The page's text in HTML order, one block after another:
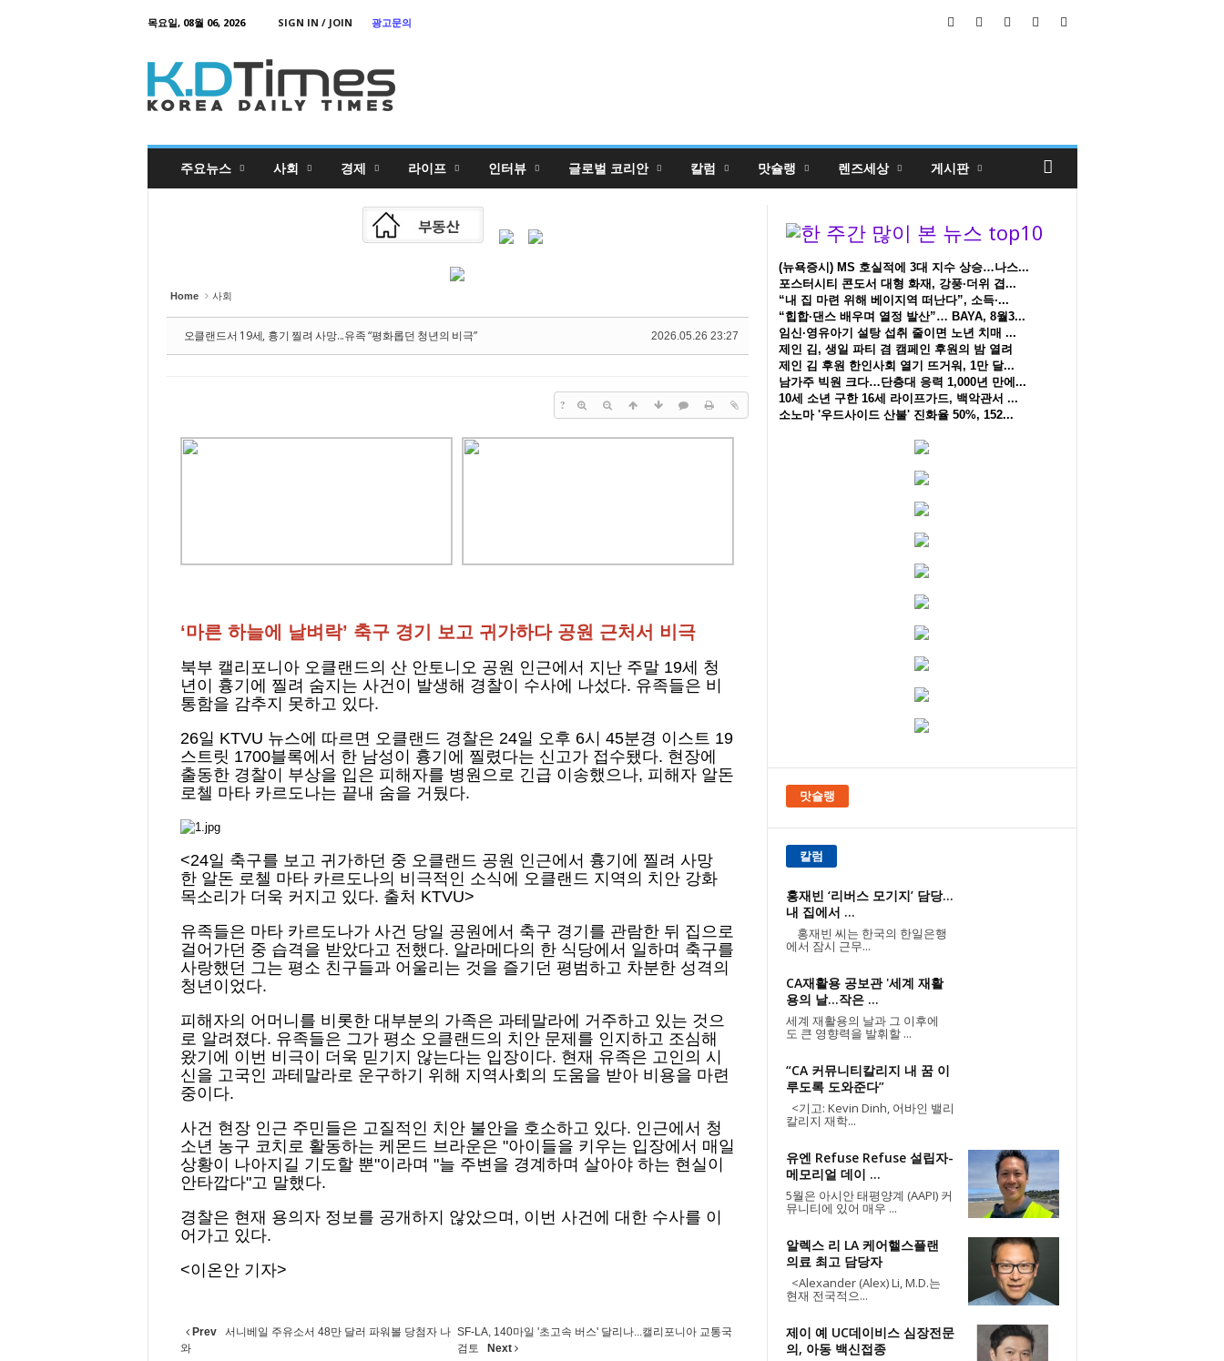
목요일, 08월 06, 2026 SIGN IN / JOIN
광고문의
r
D
a
y
e
주요뉴스 사회 경제 라이프 인터뷰 글로벌 코리안 칼럼 맛슐랭 렌즈세상 게시판
Home 사회
2026.05.26 23:27
오클랜드서 19세, 흉기 찔려 사망...유족 “평화롭던 청년의 비극”
?
‘마른 하늘에 날벼락’ 축구 경기 보고 귀가하다 공원 근처서 비극
북부 캘리포니아 오클랜드의 산 안토니오 공원 인근에서 지난 주말 19세 청
년이 흉기에 찔려 숨지는 사건이 발생해 경찰이 수사에 나섰다. 유족들은 비
통함을 감추지 못하고 있다.
26일 KTVU 뉴스에 따르면 오클랜드 경찰은 24일 오후 6시 45분경 이스트 19
스트릿 1700블록에서 한 남성이 흉기에 찔렸다는 신고가 접수됐다. 현장에
출동한 경찰이 부상을 입은 피해자를 병원으로 긴급 이송했으나, 피해자 알돈
로첼 마타 카르도나는 끝내 숨을 거뒀다.
<24일 축구를 보고 귀가하던 중 오클랜드 공원 인근에서 흉기에 찔려 사망
한 알돈 로첼 마타 카르도나의 비극적인 소식에 오클랜드 지역의 치안 강화
목소리가 더욱 커지고 있다. 출처 KTVU>
유족들은 마타 카르도나가 사건 당일 공원에서 축구 경기를 관람한 뒤 집으로
걸어가던 중 습격을 받았다고 전했다. 알라메다의 한 식당에서 일하며 축구를
사랑했던 그는 평소 친구들과 어울리는 것을 즐기던 평범하고 차분한 성격의
청년이었다.
피해자의 어머니를 비롯한 대부분의 가족은 과테말라에 거주하고 있는 것으
로 알려졌다. 유족들은 그가 평소 오클랜드의 치안 문제를 인지하고 조심해
왔기에 이번 비극이 더욱 믿기지 않는다는 입장이다. 현재 유족은 고인의 시
신을 고국인 과테말라로 운구하기 위해 지역사회의 도움을 받아 비용을 마련
중이다.
사건 현장 인근 주민들은 고질적인 치안 불안을 호소하고 있다. 인근에서 청
소년 농구 코치로 활동하는 케몬드 브라운은 "아이들을 키우는 입장에서 매일
상황이 나아지길 기도할 뿐"이라며 "늘 주변을 경계하며 살아야 하는 현실이
안타깝다"고 말했다.
경찰은 현재 용의자 정보를 공개하지 않았으며, 이번 사건에 대한 수사를 이
어가고 있다.
<이온안 기자>
Prev
서니베일 주유소서 48만 달러 파워볼 당첨자 나
와
SF-LA, 140마일 '초고속 버스' 달리나...캘리포니아 교통국
검토
Next
(뉴욕증시) MS 호실적에 3대 지수 상승…나스...
포스터시티 콘도서 대형 화재, 강풍·더위 겹...
“내 집 마련 위해 베이지역 떠난다”, 소득·...
“힙합·댄스 배우며 열정 발산”… BAYA, 8월3...
임신·영유아기 설탕 섭취 줄이면 노년 치매 ...
제인 김, 생일 파티 겸 캠페인 후원의 밤 열려
제인 김 후원 한인사회 열기 뜨거워, 1만 달...
남가주 빅원 크다…단층대 응력 1,000년 만에...
10세 소년 구한 16세 라이프가드, 백악관서 ...
소노마 '우드사이드 산불' 진화율 50%, 152...
맛슐랭
칼럼
홍재빈 ‘리버스 모기지’ 담당...
내 집에서 ...
홍재빈 씨는 한국의 한일은행
에서 잠시 근무...
CA재활용 공보관 '세계 재활
용의 날...작은 ...
세계 재활용의 날과 그 이후에
도 큰 영향력을 발휘할 ...
“CA 커뮤니티칼리지 내 꿈 이
루도록 도와준다”
<기고: Kevin Dinh, 어바인 밸리
칼리지 재학...
유엔 Refuse Refuse 설립자-
메모리얼 데이 ...
5월은 아시안 태평양계 (AAPI) 커
뮤니티에 있어 매우 ...
알렉스 리 LA 케어핼스플랜
의료 최고 담당자
<Alexander (Alex) Li, M.D.는
현재 전국적으...
제이 예 UC데이비스 심장전문
의, 아동 백신접종
스케치북5
Sketchbook5,
스케치북5